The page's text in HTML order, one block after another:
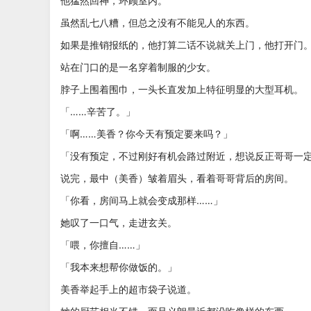
虽然乱七八糟，但总之没有不能见人的东西。
如果是推销报纸的，他打算二话不说就关上门，他打开门。
站在门口的是一名穿着制服的少女。
脖子上围着围巾，一头长直发加上特征明显的大型耳机。
「……辛苦了。」
「啊……美香？你今天有预定要来吗？」
「没有预定，不过刚好有机会路过附近，想说反正哥哥一
说完，最中（美香）皱着眉头，看着哥哥背后的房间。
「你看，房间马上就会变成那样……」
她叹了一口气，走进玄关。
「喂，你擅自……」
「我本来想帮你做饭的。」
美香举起手上的超市袋子说道。